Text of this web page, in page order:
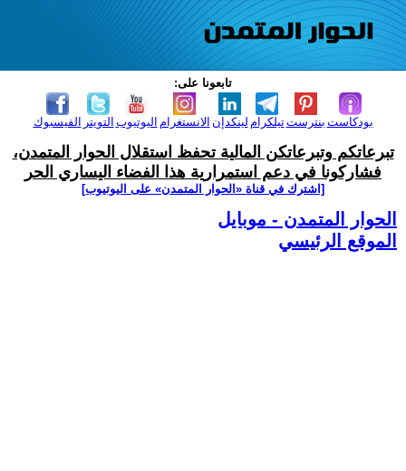
تابعونا على:
الفيسبوك التويتر اليوتيوب الانستغرام لينكدإن تيلكرامبنترست بودكاست
تبرعاتكم وتبرعاتكن المالية تحفظ استقلال الحوار المتمدن،
فشاركونا في دعم استمرارية هذا الفضاء اليساري الحر
[اشترك في قناة ‫«الحوار المتمدن» على اليوتيوب]
الحوار المتمدن - موبايل
الموقع الرئيسي